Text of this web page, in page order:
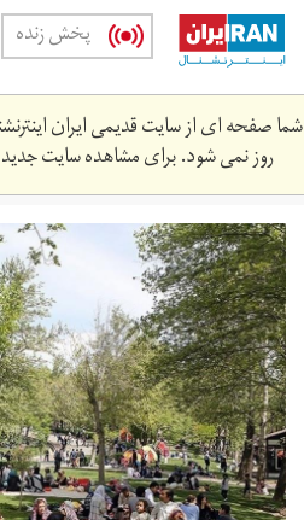
Skip
main
content
پخش زنده
شما صفحه ای از سایت قدیمی ایران
روز نمی شود. برای مشاهده سایت
syzdh_bdr.jpg